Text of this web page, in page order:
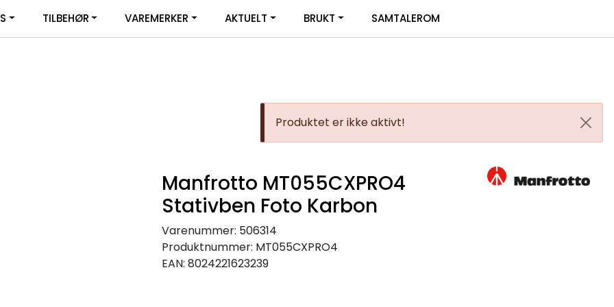
SERVICE | FACEBOOK Infosenter Favoritter
TILBEHØR VAREMERKER AKTUELT BRUKT SAMTALEROM
Produktet er ikke aktivt!
Manfrotto MT055CXPRO4
Stativben Foto Karbon
Varenummer: 506314
Produktnummer: MT055CXPRO4
EAN: 8024221623239